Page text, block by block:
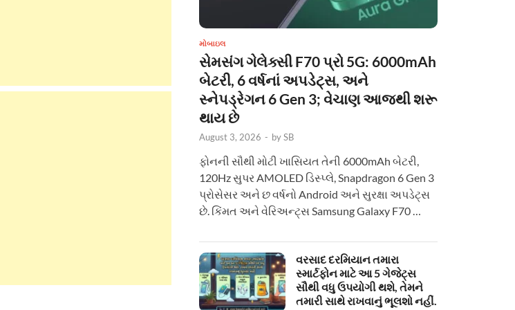
મોબાઇલ
સેમસંગ ગેલેક્સી F70 પ્રો 5G: 6000mAh
બેટરી, 6 વર્ષનાં અપડેટ્સ, અને
સ્નેપડ્રેગન 6 Gen 3; વેચાણ આજથી શરૂ
થાય છે
August 3, 2026 - bySB
ફોનની સૌથી મોટી ખાસિયત તેની 6000mAh બેટરી,
120Hz સુપર AMOLED ડિસ્પ્લે, Snapdragon 6 Gen 3
પ્રોસેસર અને છ વર્ષનો Android અને સુરક્ષા અપડેટ્સ
છે. કિંમત અને વેરિઅન્ટ્સ Samsung Galaxy F70 …
વરસાદ દરમિયાન તમારા
સ્માર્ટફોન માટે આ 5 ગેજેટ્સ
સૌથી વધુ ઉપયોગી થશે, તેમને
તમારી સાથે રાખવાનું ભૂલશો નહીં.